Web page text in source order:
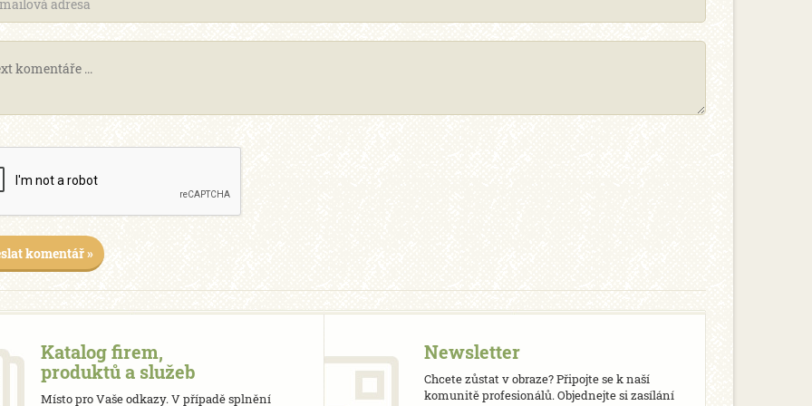
komentář »
Katalog firem,
produktů a služeb
Místo pro Vaše odkazy. V případě splnění
Newsletter
Chcete zůstat v obraze? Připojte se k naší
komunitě profesionálů. Objednejte si zasílání